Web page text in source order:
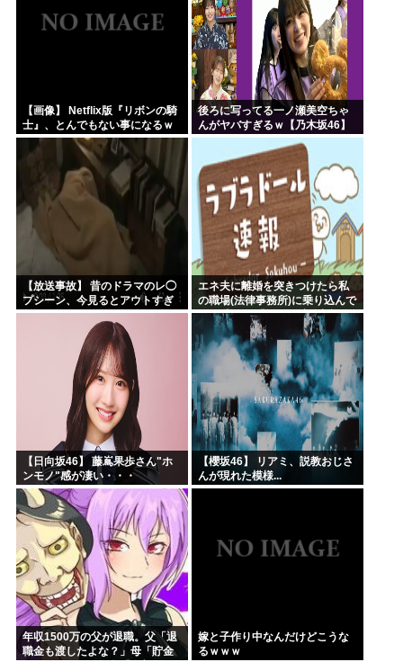
【画像】 Netflix版『リボンの騎
士』、とんでもない事になるｗ
ｗｗｗｗ
後ろに写ってる一ノ瀬美空ちゃ
んがヤバすぎるｗ【乃木坂46】
【放送事故】 昔のドラマのレ◯
プシーン、今見るとアウトすぎ
る・・・
エネ夫に離婚を突きつけたら私
の職場(法律事務所)に乗り込んで
きた 堂々と「離婚の法律相談で
す。母の薦めでこちらに参りま
した」と言っているが、...
【日向坂46】 藤嶌果歩さん"ホ
ンモノ"感が凄い・・・
【櫻坂46】 リアミ、説教おじさ
んが現れた模様...
年収1500万の父が退職。父「退
職金も渡したよな？」母「貯金
嫁と子作り中なんだけどこうな
るｗｗｗ